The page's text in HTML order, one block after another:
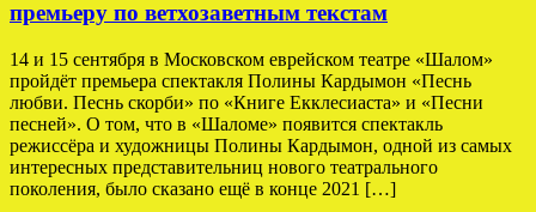
премьеру по ветхозаветным текстам
14 и 15 сентября в Московском еврейском театре «Шалом»
пройдёт премьера спектакля Полины Кардымон «Песнь
любви. Песнь скорби» по «Книге Екклесиаста» и «Песни
песней». О том, что в «Шаломе» появится спектакль
режиссёра и художницы Полины Кардымон, одной из самых
интересных представительниц нового театрального
поколения, было сказано ещё в конце 2021 […]